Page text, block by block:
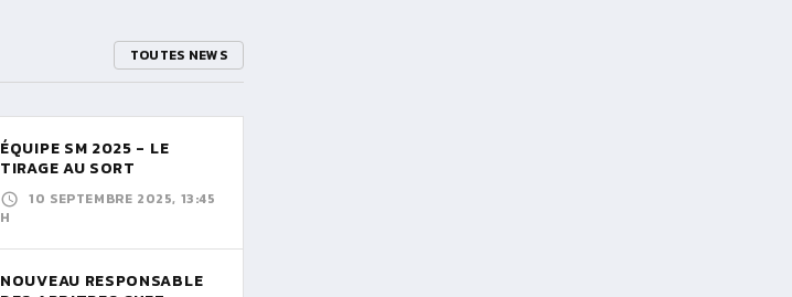
TOUTES NEWS
ÉQUIPE SM 2025 - LE
TIRAGE AU SORT
10 SEPTEMBRE 2025, 13:45
H
NOUVEAU RESPONSABLE